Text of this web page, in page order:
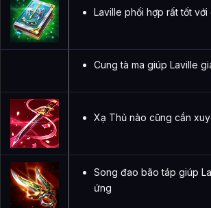
Laville phối hợp rất tốt
Cung tà ma giúp Laville
Xạ Thủ nào cũng cần
Song đao bão táp giúp
ứng